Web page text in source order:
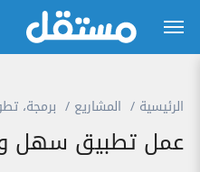
الرئيسية المشاريع برمجة،
عمل تطبيق سهل